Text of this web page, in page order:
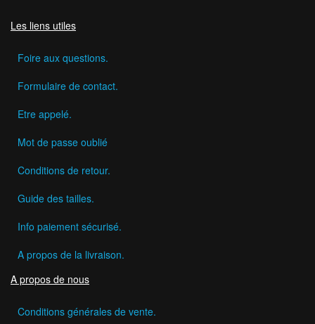
Les liens utiles
Foire aux questions.
Formulaire de contact.
Etre appelé.
Mot de passe oublié
Conditions de retour.
Guide des tailles.
Info paiement sécurisé.
A propos de la livraison.
A propos de nous
Conditions générales de vente.